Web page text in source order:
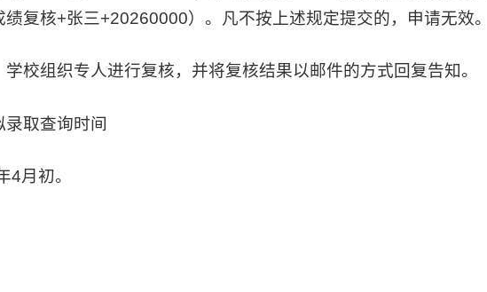
绩复核+张三+20260000）。凡不按上述规定提交的，申请无效。
学校组织专人进行复核，并将复核结果以邮件的方式回复告知。
录取查询时间
4月初。